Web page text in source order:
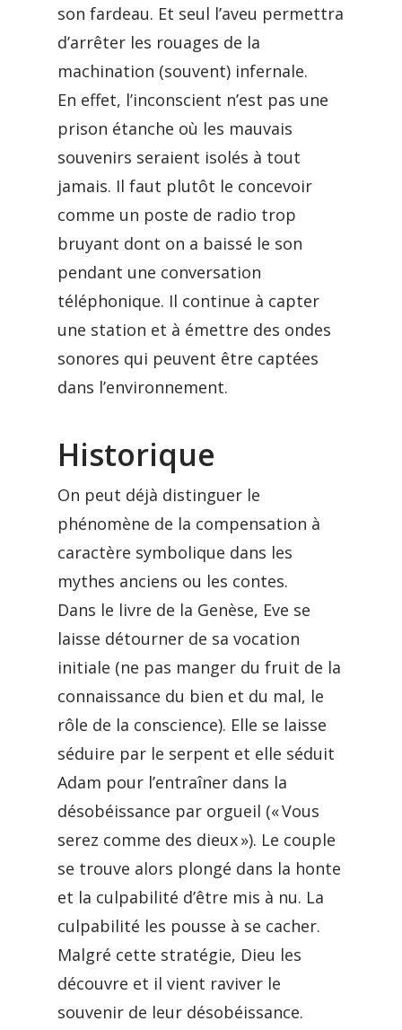
son fardeau. Et seul l’aveu permettra
d’arrêter les rouages de la
machination (souvent) infernale.
En effet, l’inconscient n’est pas une
prison étanche où les mauvais
souvenirs seraient isolés à tout
jamais. Il faut plutôt le concevoir
comme un poste de radio trop
bruyant dont on a baissé le son
pendant une conversation
téléphonique. Il continue à capter
une station et à émettre des ondes
sonores qui peuvent être captées
dans l’environnement.
Historique
On peut déjà distinguer le
phénomène de la compensation à
caractère symbolique dans les
mythes anciens ou les contes.
Dans le livre de la Genèse, Eve se
laisse détourner de sa vocation
initiale (ne pas manger du fruit de la
connaissance du bien et du mal, le
rôle de la conscience). Elle se laisse
séduire par le serpent et elle séduit
Adam pour l’entraîner dans la
désobéissance par orgueil (« Vous
serez comme des dieux »). Le couple
se trouve alors plongé dans la honte
et la culpabilité d’être mis à nu. La
culpabilité les pousse à se cacher.
Malgré cette stratégie, Dieu les
découvre et il vient raviver le
souvenir de leur désobéissance.